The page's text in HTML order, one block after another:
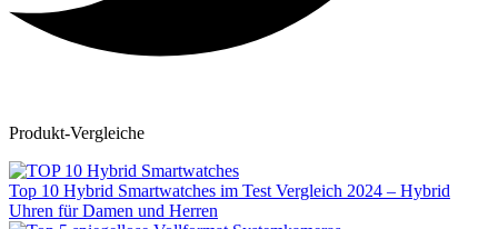
Produkt-Vergleiche
Top 10 Hybrid Smartwatches im Test Vergleich 2024 – Hybrid
Uhren für Damen und Herren